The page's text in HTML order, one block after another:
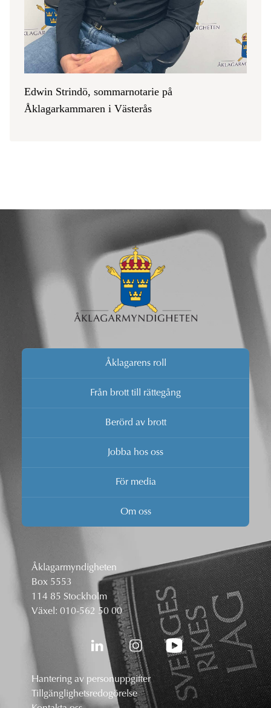
Edwin Strindö, sommarnotarie på
Åklagarkammaren i Västerås
Åklagarens roll
Från brott till rättegång
Berörd av brott
Jobba hos oss
För media
Om oss
Åklagarmyndigheten
Box 5553
114 85 Stockholm
Växel: 010-562 50 00
Hantering av personuppgifter
Tillgänglighetsredogörelse